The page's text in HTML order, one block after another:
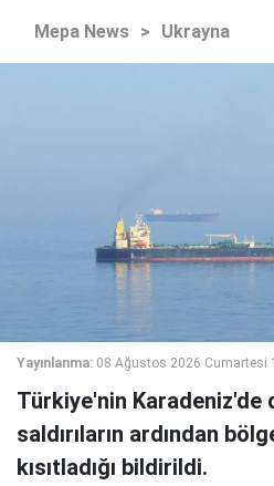
Mepa News > Ukrayna
Yayınlanma: 08 Ağustos 2026 Cumartesi
Türkiye'nin Karadeniz'de
saldırıların ardından
kısıtladığı bildirildi.